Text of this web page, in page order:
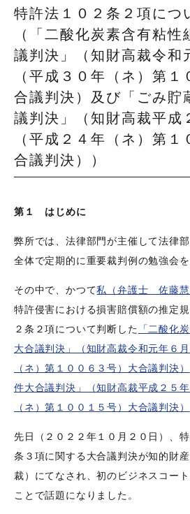
特許法１０２条２項につ
（「二酸化炭素含有粘
議判決」（知財高裁令和
（平成３０年（ネ）第
合議判決）及び「ごみ貯
議判決」（知財高裁平成
（平成２４年（ネ）第
合議判決））
第１ はじめに
弊所では、法律部門が主催して法律
全体で定期的に重要裁判例の勉強会を
その中で、かつて私（弁護士 佐藤
特許侵害における損害賠償額の推定
２条２項について判断した 「二酸化
大合議判決」（知財高裁令和元年６
（ネ）第１００６３号）大合議判決）
件大合議判決」（知財高裁平成２５
（ネ）第１００１５号）大合議判決）
先日（２０２２年１０月２０日）、
条３項に関する大合議判決が知的財
裁）にてなされ、初のビジネスコー
ことで話題になりました。